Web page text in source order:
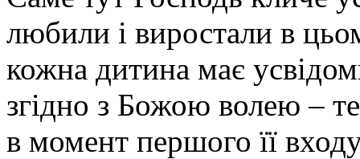
любили і виростали в
кожна дитина має
згідно з Божою волею –
в момент першого її